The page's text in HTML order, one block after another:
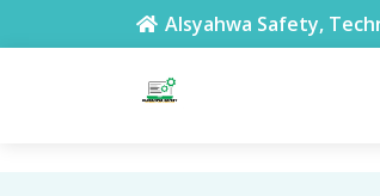
toko safety terdekat di Glodok Jakarta
Alsyahwa Safety,